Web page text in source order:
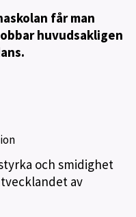
får man
huvudsakligen
och smidighet
av